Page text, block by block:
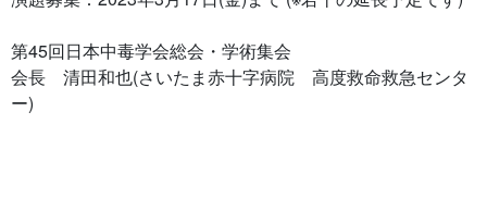
第45回日本中毒学会総会・学術集会
会長 清田和也(さいたま赤十字病院 高度救命救急センタ
ー)